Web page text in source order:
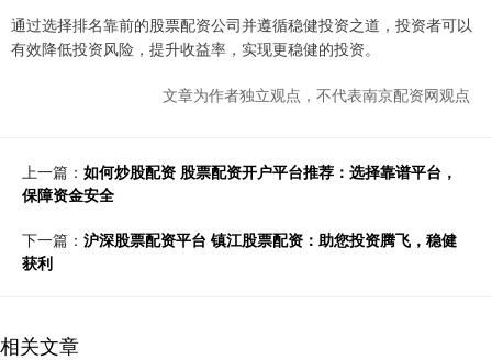
通过选择排名靠前的股票配资公司并遵循稳健投资之道，投资者可以
有效降低投资风险，提升收益率，实现更稳健的投资。
文章为作者独立观点，不代表南京配资网观点
上一篇： 如何炒股配资 股票配资开户平台推荐：选择靠谱平台，
保障资金安全
下一篇： 沪深股票配资平台 镇江股票配资：助您投资腾飞，稳健
获利
相关文章